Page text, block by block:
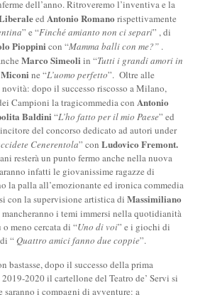
dell’anno. Ritroveremo l’inventiva e la
ed Antonio Romano rispettivamente
” e “Finché amianto non ci separi” , di
Pioppini con “Mamma balli con me?”.
Marco Simeoli in “Tutti i grandi amori in
ne “L’uomo perfetto”. Oltre alle
dopo il successo riscosso a Milano,
Campioni la tragicommedia con Antonio
Baldini “L’ho fatto per il mio Paese” ed
del concorso dedicato ad autori under
Cenerentola” con Ludovico Fremont.
resterà un punto fermo anche nella nuova
infatti le giovanissime ragazze di
la palla all’emozionante ed ironica commedia
con la supervisione artistica di Massimiliano
mancheranno i temi immersi nella quotidianità
meno cercata di “Uno di voi” e i giochi di
“Quattro amici fanno due coppie”.
bastasse, dopo il successo della prima
2020 il cartellone del Teatro de’ Servi si
saranno i compagni di avventure: a